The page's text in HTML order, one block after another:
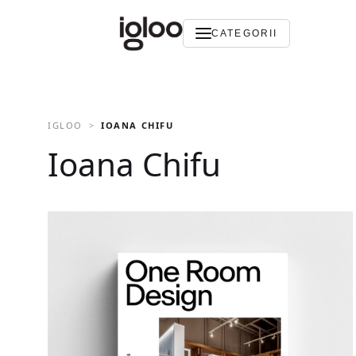
CATEGORII
IGLOO IOANA CHIFU
Ioana Chifu